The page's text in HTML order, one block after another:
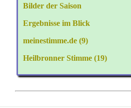
Bilder der Saison
Ergebnisse im Blick
meinestimme.de (9)
Heilbronner Stimme (19)